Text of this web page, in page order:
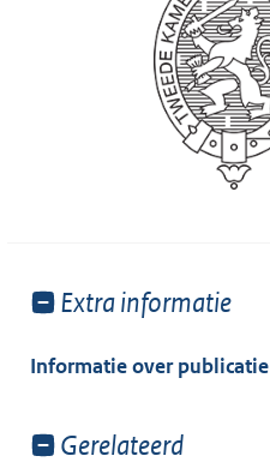
Toon
van:
Extra informatie
Informatie over publicatie
Toon
Gerelateerd